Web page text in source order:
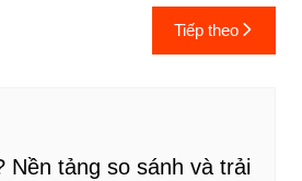
Tiếp theo
Nền tảng so sánh và trải